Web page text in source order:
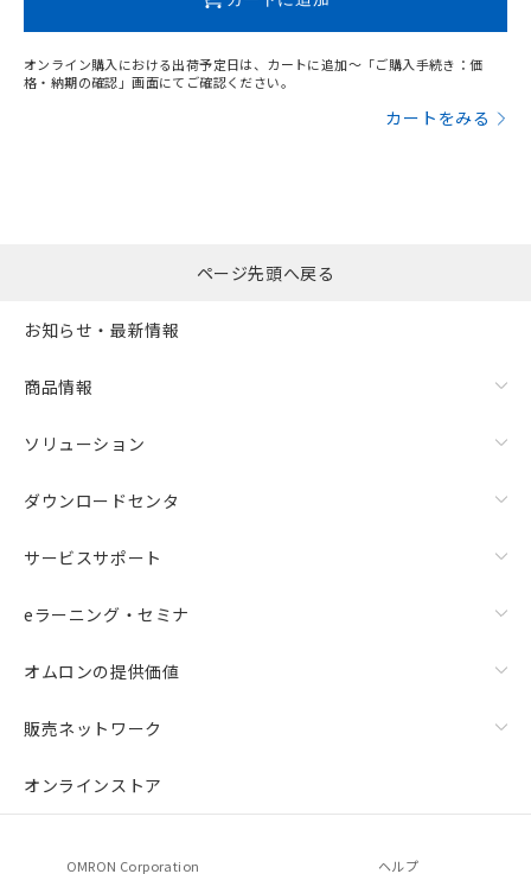
オンライン購入における出荷予定日は、カートに追加～「ご購入手続き：価
格・納期の確認」画面にてご確認ください。
カートをみる
ページ先頭へ戻る
お知らせ・最新情報
商品情報
ソリューション
ダウンロードセンタ
サービスサポート
eラーニング・セミナ
オムロンの提供価値
販売ネットワーク
オンラインストア
OMRON Corporation ヘルプ